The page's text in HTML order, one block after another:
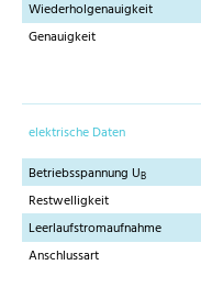
Wiederholgenauigkeit
Genauigkeit
elektrische Daten
Betriebsspannung UB
Restwelligkeit
Leerlaufstromaufnahme
Anschlussart